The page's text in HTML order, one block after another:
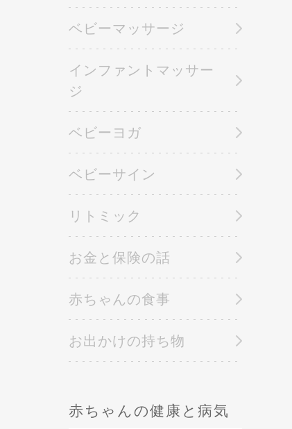
ベビーマッサージ
インファントマッサー
ジ
ベビーヨガ
ベビーサイン
リトミック
お金と保険の話
赤ちゃんの食事
お出かけの持ち物
赤ちゃんの健康と病気